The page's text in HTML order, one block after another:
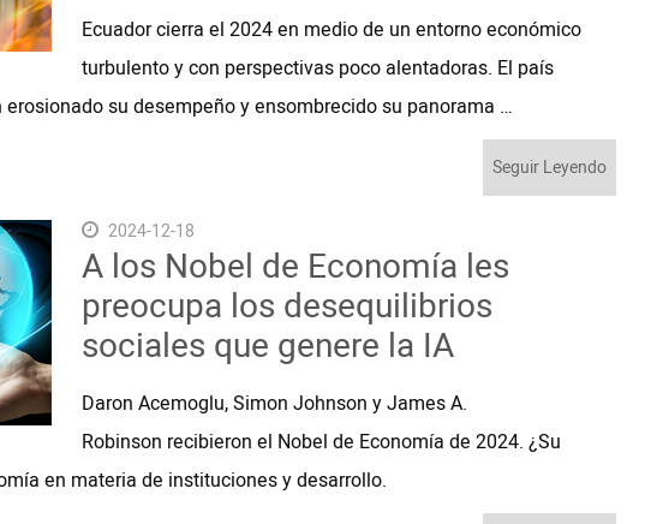
Ecuador cierra el 2024 en medio de un entorno económico
turbulento y con perspectivas poco alentadoras. El país
su desempeño y ensombrecido su panorama …
Seguir Leyendo
2024-12-18
A los Nobel de Economía les
preocupa los desequilibrios
sociales que genere la IA
Daron Acemoglu, Simon Johnson y James A.
Robinson recibieron el Nobel de Economía de 2024. ¿Su
en materia de instituciones y desarrollo.